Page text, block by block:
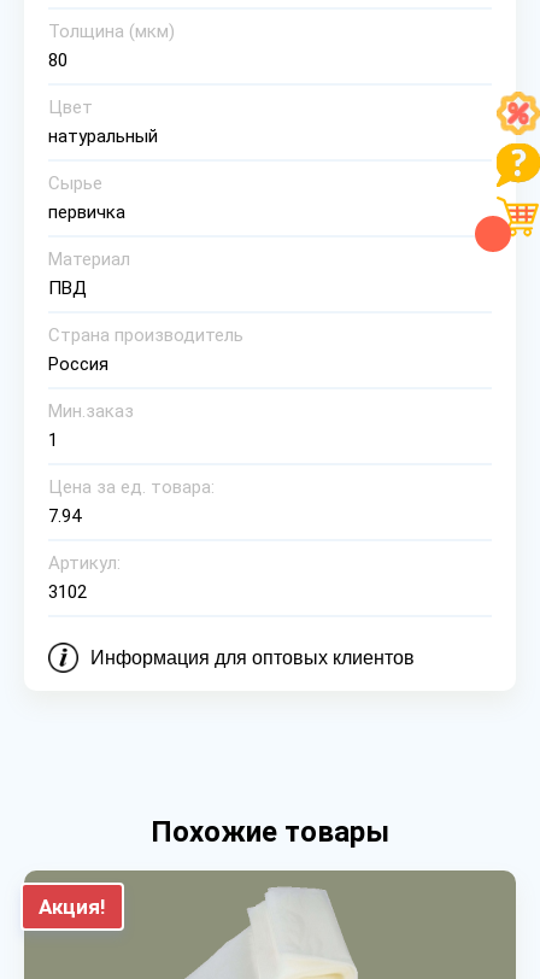
Толщина (мкм)
80
Цвет
натуральный
Сырье
первичка
Материал
ПВД
Страна производитель
Россия
Мин.заказ
1
Цена за ед. товара:
7.94
Артикул:
3102
Информация для оптовых клиентов
Похожие товары
Акция!